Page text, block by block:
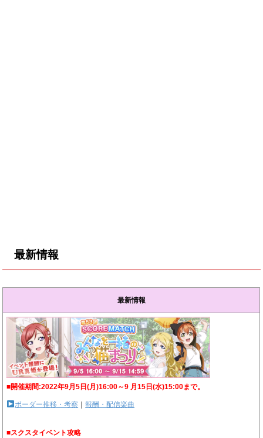
最新情報
最新情報
■開催期間:2022年9月5日(月)16:00～9 月15日(水)15:00まで。
ボーダー推移・考察 ｜報酬・配信楽曲
■スクスタイベント攻略